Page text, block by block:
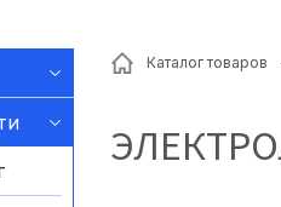
Каталог товаров